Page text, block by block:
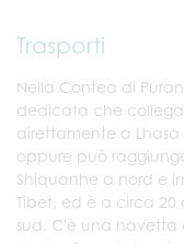
Trasporti
Nella Contea di
dedicata che collega
direttamente a Lhasa
oppure può
Shiquanhe a nord e
Tibet, ed è a circa
sud. C'è una navetta